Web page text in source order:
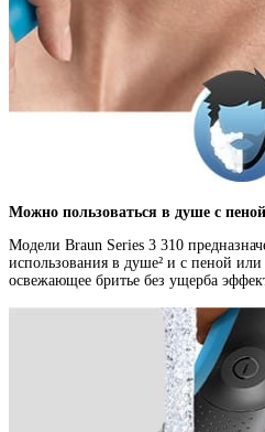
Можно пользоваться в душе с
Модели Braun Series 3 310
использования в душе² и с пеной или
освежающее бритье без ущерба